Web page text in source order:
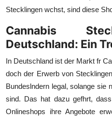
Real Estate
General
How To
Support Number
Stecklingen wchst, sind diese
Cannabis
Deutschland: Ein
In Deutschland ist der Markt fr
doch der Erwerb von
Bundeslndern legal, solange sie
sind. Das hat dazu gefhrt,
Onlineshops ihre Angebote